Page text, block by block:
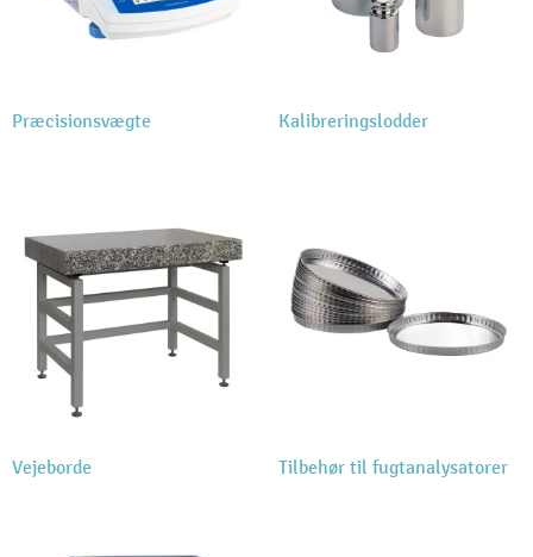
Præcisionsvægte Kalibreringslodder
Vejeborde Tilbehør til fugtanalysatorer